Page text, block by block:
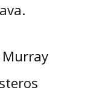
Murray